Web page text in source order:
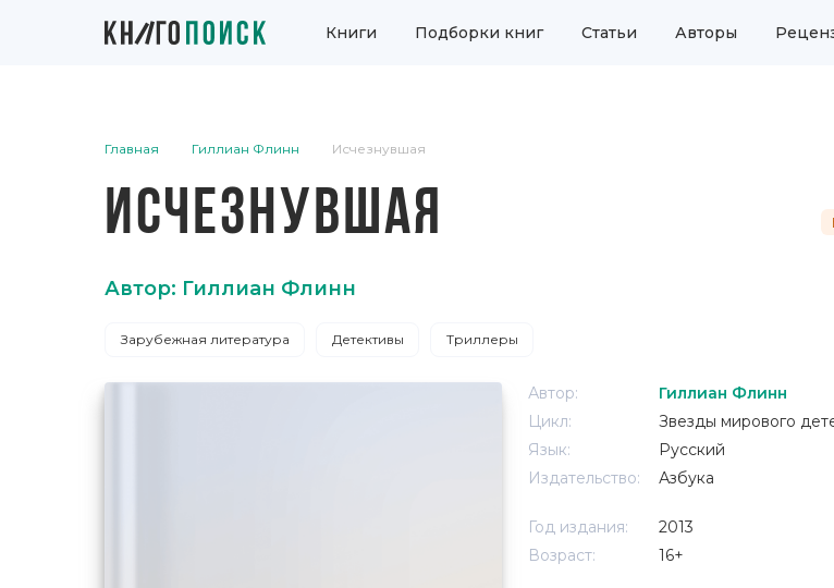
Книги Подборки книг Статьи Авторы
Главная Гиллиан Флинн Исчезнувшая
ИСЧЕЗНУВШАЯ
Автор: Гиллиан Флинн
Зарубежная литература Детективы Триллеры
Автор:
Гиллиан Флинн
Цикл:
Звезды мирового
Язык:
Русский
Издательство:
Азбука
Год издания:
2013
Возраст:
16+